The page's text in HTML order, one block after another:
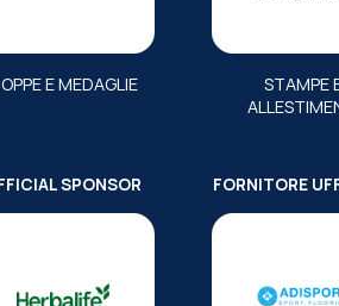
E MEDAGLIE
STAMPE
SPONSOR FORNITORE